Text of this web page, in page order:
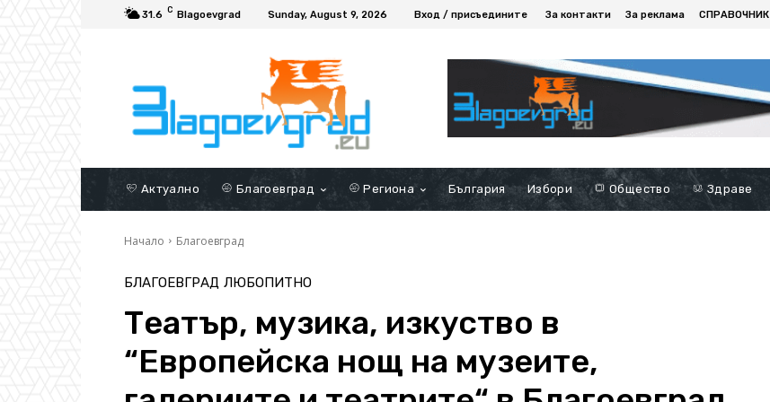
31.6 C Blagoevgrad Sunday, August 9, 2026 Вход / присъедините За контакти За реклама СПРАВОЧНИК
Актуално Благоевград Региона България Избори Общество Здраве
Начало Благоевград
БЛАГОЕВГРАД ЛЮБОПИТНО
Театър, музика, изкуство в
“Европейска нощ на музеите,